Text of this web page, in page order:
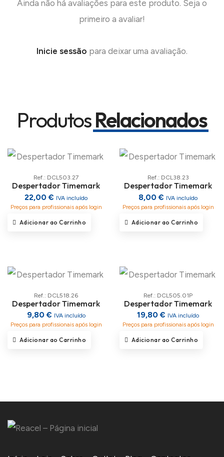
Ainda não há avaliações para este produto. Seja o
primeiro a avaliar!
Inicie sessão para deixar uma avaliação.
ProdutosRelacionados
Ref.: DCL503.27
Despertador Timemark
22,00 € IVA incluído
Preços para profissionais após login
Adicionar ao Carrinho
Ref.: DCL38.23
Despertador Timemark
8,00 € IVA incluído
Preços para profissionais após login
Adicionar ao Carrinho
Ref.: DCL518.26
Despertador Timemark
9,80 € IVA incluído
Preços para profissionais após login
Adicionar ao Carrinho
Ref.: DCL505.01P
Despertador Timemark
19,80 € IVA incluído
Preços para profissionais após login
Adicionar ao Carrinho